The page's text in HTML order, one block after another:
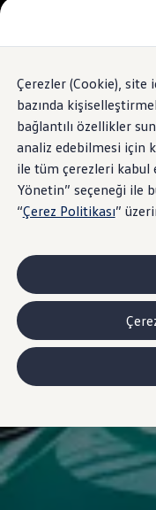
Çerezler (Cookie),
bazında
bağlantılı özellikler
analiz edebilmesi için
ile tüm çerezleri kabul
Yönetin” seçeneği ile
“Çerez Politikası”
Geri
Dönün
Skip
to
footer
Elektrikli Araçlar
Elektrikli
Satış
ID.
Golf
vdf
Servis
Her
Kredi
Sigorta
Satış Sonrası
Volkswagen